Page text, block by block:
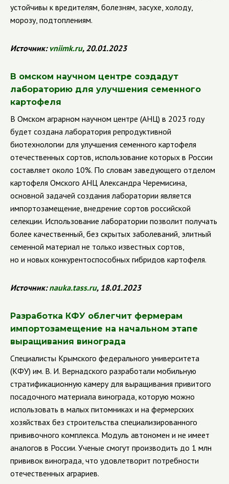
устойчивы к вредителям, болезням, засухе, холоду,
морозу, подтоплениям.
Источник:vniimk.ru, 20.01.2023
В омском научном центре создадут
лабораторию для улучшения семенного
картофеля
В Омском аграрном научном центре (АНЦ) в 2023 году
будет создана лаборатория репродуктивной
биотехнологии для улучшения семенного картофеля
отечественных сортов, использование которых в России
составляет около 10%. По словам заведующего отделом
картофеля Омского АНЦ Александра Черемисина,
основной задачей создания лаборатории является
импортозамещение, внедрение сортов российской
селекции. Использование лаборатории позволит получать
более качественный, без скрытых заболеваний, элитный
семенной материал не только известных сортов,
но и новых конкурентоспособных гибридов картофеля.
Источник:nauka.tass.ru, 18.01.2023
Разработка КФУ облегчит фермерам
импортозамещение на начальном этапе
выращивания винограда
Специалисты Крымского федерального университета
(КФУ) им. В. И. Вернадского разработали мобильную
стратификационную камеру для выращивания привитого
посадочного материала винограда, которую можно
использовать в малых питомниках и на фермерских
хозяйствах без строительства специализированного
прививочного комплекса. Модуль автономен и не имеет
аналогов в России. Ученые смогут производить до 1 млн
прививок винограда, что удовлетворит потребности
отечественных аграриев.